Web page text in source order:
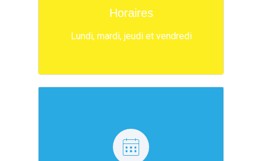
Horaires
Lundi, mardi, jeudi et vendredi
&
13h30 - 16h30
Retrouvez ici le calendrier de